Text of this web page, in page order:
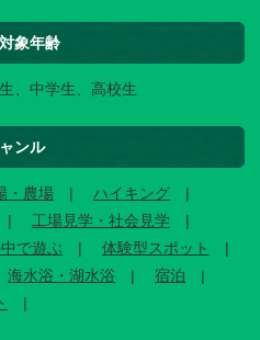
象年齢
、中学生、高校生
ンル
・農場
ハイキング
工場見学・社会見学
で遊ぶ
体験型スポット
海水浴・湖水浴
宿泊